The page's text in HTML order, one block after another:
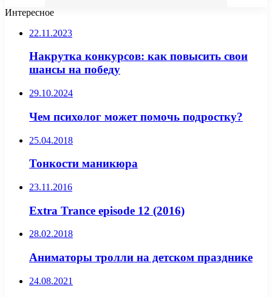
Интересное
22.11.2023
Накрутка конкурсов: как повысить свои
шансы на победу
29.10.2024
Чем психолог может помочь подростку?
25.04.2018
Тонкости маникюра
23.11.2016
Extra Trance episode 12 (2016)
28.02.2018
Аниматоры тролли на детском празднике
24.08.2021